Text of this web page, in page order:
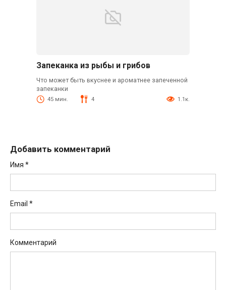
Запеканка из рыбы и грибов
Что может быть вкуснее и ароматнее запеченной
запеканки
45 мин. 4 1.1к.
Добавить комментарий
Имя *
Email *
Комментарий